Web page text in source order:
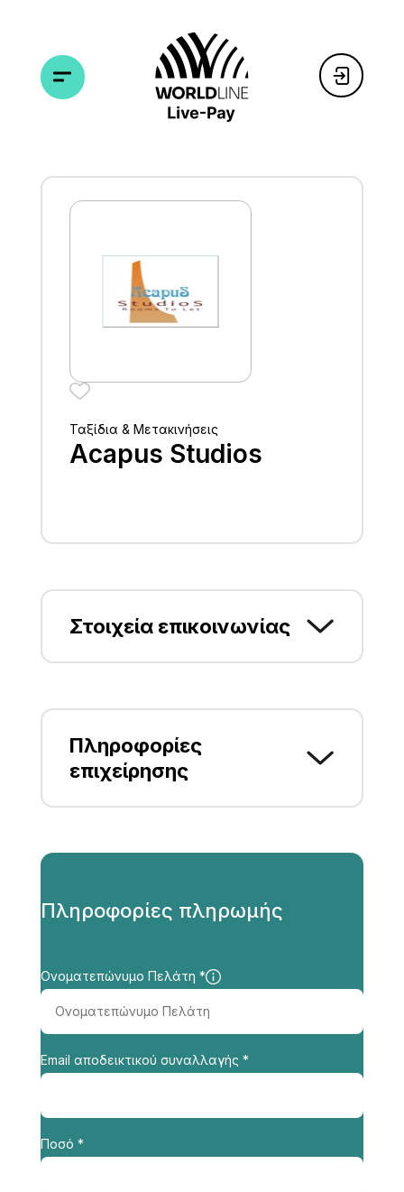
Ταξίδια & Μετακινήσεις
Acapus Studios
Στοιχεία επικοινωνίας
averkios1975@hotmail.com
Πληροφορίες
επιχείρησης
Πληροφορίες πληρωμής
Ονοματεπώνυμο Πελάτη *
Email αποδεικτικού συναλλαγής *
Ποσό *